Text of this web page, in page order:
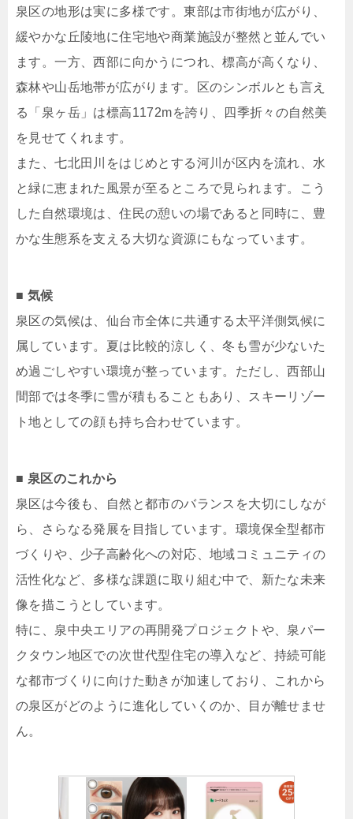
泉区の地形は実に多様です。東部は市街地が広がり、
緩やかな丘陵地に住宅地や商業施設が整然と並んでい
ます。一方、西部に向かうにつれ、標高が高くなり、
森林や山岳地帯が広がります。区のシンボルとも言え
る「泉ヶ岳」は標高1172mを誇り、四季折々の自然美
を見せてくれます。
また、七北田川をはじめとする河川が区内を流れ、水
と緑に恵まれた風景が至るところで見られます。こう
した自然環境は、住民の憩いの場であると同時に、豊
かな生態系を支える大切な資源にもなっています。
■ 気候
泉区の気候は、仙台市全体に共通する太平洋側気候に
属しています。夏は比較的涼しく、冬も雪が少ないた
め過ごしやすい環境が整っています。ただし、西部山
間部では冬季に雪が積もることもあり、スキーリゾー
ト地としての顔も持ち合わせています。
■ 泉区のこれから
泉区は今後も、自然と都市のバランスを大切にしなが
ら、さらなる発展を目指しています。環境保全型都市
づくりや、少子高齢化への対応、地域コミュニティの
活性化など、多様な課題に取り組む中で、新たな未来
像を描こうとしています。
特に、泉中央エリアの再開発プロジェクトや、泉パー
クタウン地区での次世代型住宅の導入など、持続可能
な都市づくりに向けた動きが加速しており、これから
の泉区がどのように進化していくのか、目が離せませ
ん。